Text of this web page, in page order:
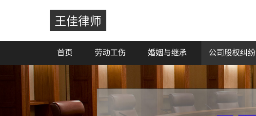
王佳律师
首页 劳动工伤 婚姻与继承 公司股权纠纷
Previous